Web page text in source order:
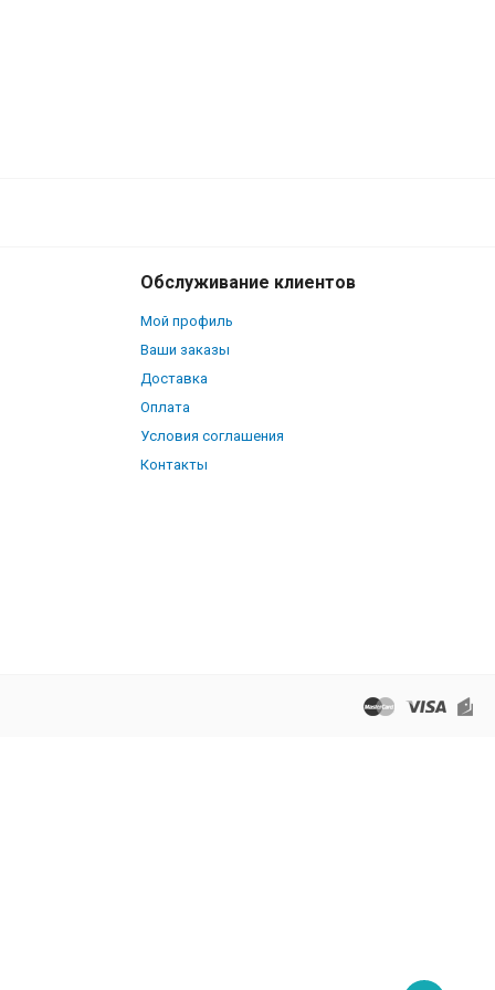
Обслуживание клиентов
Мой профиль
Ваши заказы
Доставка
Оплата
Условия соглашения
Контакты